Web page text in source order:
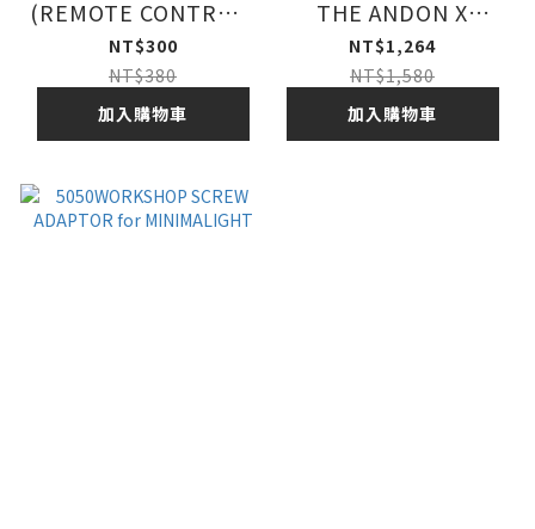
(REMOTE CONTROL)
營燈遙控器
NT$300
NT$380
加入購物車
THE ANDON X
TRIPOD HANGER
NT$1,264
NT$1,580
加入購物車